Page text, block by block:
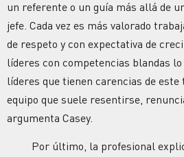
un referente o un guía más allá de
jefe. Cada vez es más valorado
de respeto y con expectativa de
líderes con competencias blandas
líderes que tienen carencias de
equipo que suele resentirse,
argumenta Casey.
Por último, la profesional